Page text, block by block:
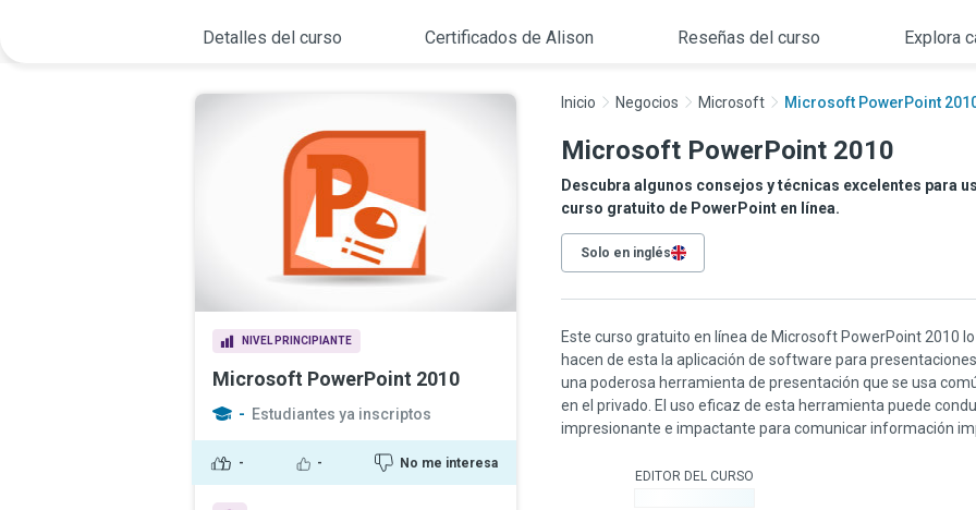
Detalles del curso Certificados de Alison Reseñas del curso Explora
NIVEL PRINCIPIANTE
Microsoft PowerPoint 2010
- Estudiantes ya inscriptos
- - No me interesa
Inicio Negocios Microsoft Microsoft PowerPoint
Microsoft PowerPoint 2010
Descubra algunos consejos y técnicas excelentes para
curso gratuito de PowerPoint en línea.
Solo en inglés
Este curso gratuito en línea de Microsoft PowerPoint 2010
hacen de esta la aplicación de software para
una poderosa herramienta de presentación que se usa
en el privado. El uso eficaz de esta herramienta puede
impresionante e impactante para comunicar información
EDITOR DEL CURSO